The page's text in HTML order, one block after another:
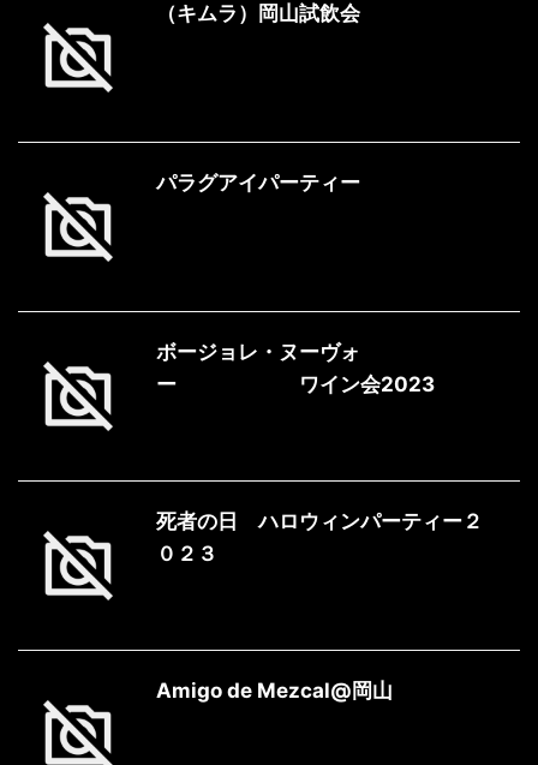
（キムラ）岡山試飲会
パラグアイパーティー
ボージョレ・ヌーヴォ
ー ワイン会2023
死者の日 ハロウィンパーティー２
０２３
Amigo de Mezcal@岡山